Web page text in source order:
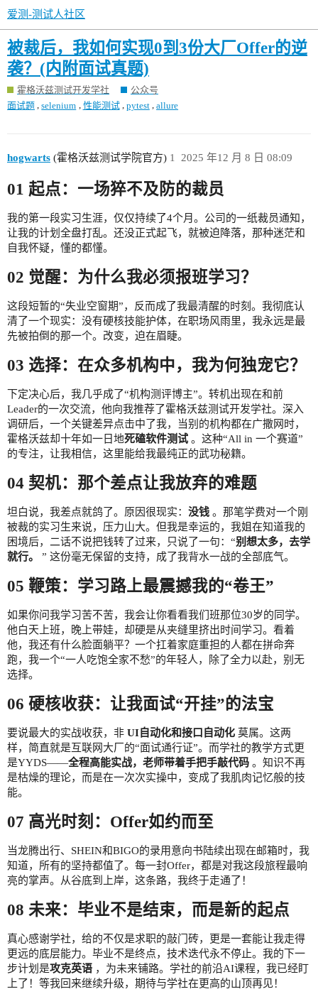
爱测-测试人社区
被裁后，我如何实现0到3份大厂Offer的逆
袭？(内附面试真题)
霍格沃兹测试开发学社
公众号
面试题 ,selenium , 性能测试 , pytest ,allure
hogwarts (霍格沃兹测试学院官方) 2025 年12 月 8 日 08:09
1
01 起点：一场猝不及防的裁员
我的第一段实习生涯，仅仅持续了4个月。公司的一纸裁员通知，
让我的计划全盘打乱。还没正式起飞，就被迫降落，那种迷茫和
自我怀疑，懂的都懂。
02 觉醒：为什么我必须报班学习？
这段短暂的“失业空窗期”，反而成了我最清醒的时刻。我彻底认
清了一个现实：没有硬核技能护体，在职场风雨里，我永远是最
先被拍倒的那一个。改变，迫在眉睫。
03 选择：在众多机构中，我为何独宠它？
下定决心后，我几乎成了“机构测评博主”。转机出现在和前
Leader的一次交流，他向我推荐了霍格沃兹测试开发学社。深入
调研后，一个关键差异点击中了我，当别的机构都在广撒网时，
霍格沃兹却十年如一日地死磕软件测试 。这种“All in 一个赛道”
的专注，让我相信，这里能给我最纯正的武功秘籍。
04 契机：那个差点让我放弃的难题
坦白说，我差点就鸽了。原因很现实： 没钱 。那笔学费对一个刚
被裁的实习生来说，压力山大。但我是幸运的，我姐在知道我的
困境后，二话不说把钱转了过来，只说了一句：“别想太多，去学
就行。
” 这份毫无保留的支持，成了我背水一战的全部底气。
05 鞭策：学习路上最震撼我的“卷王”
如果你问我学习苦不苦，我会让你看看我们班那位30岁的同学。
他白天上班，晚上带娃，却硬是从夹缝里挤出时间学习。看着
他，我还有什么脸面躺平？一个扛着家庭重担的人都在拼命奔
跑，我一个“一人吃饱全家不愁”的年轻人，除了全力以赴，别无
选择。
06 硬核收获：让我面试“开挂”的法宝
要说最大的实战收获，非 UI自动化和接口自动化 莫属。这两
样，简直就是互联网大厂的“面试通行证”。而学社的教学方式更
是YYDS——全程高能实战，老师带着手把手敲代码 。知识不再
是枯燥的理论，而是在一次次实操中，变成了我肌肉记忆般的技
能。
07 高光时刻：Offer如约而至
当龙腾出行、SHEIN和BIGO的录用意向书陆续出现在邮箱时，我
知道，所有的坚持都值了。每一封Offer，都是对我这段旅程最响
亮的掌声。从谷底到上岸，这条路，我终于走通了！
08 未来：毕业不是结束，而是新的起点
真心感谢学社，给的不仅是求职的敲门砖，更是一套能让我走得
更远的底层能力。毕业不是终点，技术迭代永不停止。我的下一
步计划是攻克英语 ，为未来铺路。学社的前沿AI课程，我已经盯
上了！等我回来继续升级，期待与学社在更高的山顶再见！